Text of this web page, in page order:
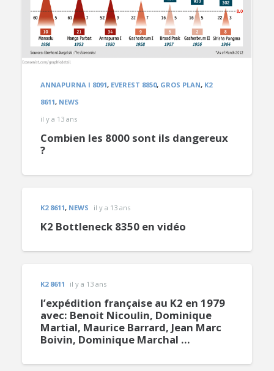
ANNAPURNA I 8091, EVEREST 8850, GROS PLAN, K2
8611, NEWS
il y a 13 ans
Combien les 8000 sont ils dangereux
?
K2 8611, NEWS il y a 13 ans
K2 Bottleneck 8350 en vidéo
K2 8611 il y a 13 ans
l’expédition française au K2 en 1979
avec: Benoit Nicoulin, Dominique
Martial, Maurice Barrard, Jean Marc
Boivin, Dominique Marchal …